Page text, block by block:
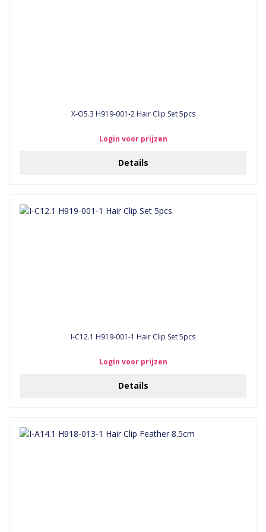
X-O5.3 H919-001-2 Hair Clip Set 5pcs
Login voor prijzen
Details
I-C12.1 H919-001-1 Hair Clip Set 5pcs
Login voor prijzen
Details